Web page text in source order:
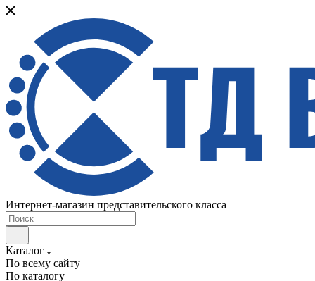
Интернет-магазин представительского класса
Каталог
По всему сайту
По каталогу